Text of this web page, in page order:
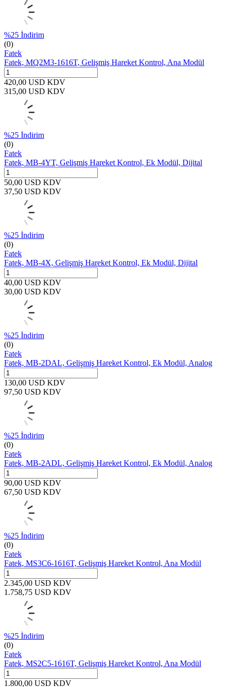
%25 İndirim
(0)
Fatek
Fatek, MQ2M3-1616T, Gelişmiş Hareket Kontrol, Ana Modül
420,00 USD KDV
315,00 USD KDV
%25 İndirim
(0)
Fatek
Fatek, MB-4YT, Gelişmiş Hareket Kontrol, Ek Modül, Dijital
50,00 USD KDV
37,50 USD KDV
%25 İndirim
(0)
Fatek
Fatek, MB-4X, Gelişmiş Hareket Kontrol, Ek Modül, Dijital
40,00 USD KDV
30,00 USD KDV
%25 İndirim
(0)
Fatek
Fatek, MB-2DAL, Gelişmiş Hareket Kontrol, Ek Modül, Analog
130,00 USD KDV
97,50 USD KDV
%25 İndirim
(0)
Fatek
Fatek, MB-2ADL, Gelişmiş Hareket Kontrol, Ek Modül, Analog
90,00 USD KDV
67,50 USD KDV
%25 İndirim
(0)
Fatek
Fatek, MS3C6-1616T, Gelişmiş Hareket Kontrol, Ana Modül
2.345,00 USD KDV
1.758,75 USD KDV
%25 İndirim
(0)
Fatek
Fatek, MS2C5-1616T, Gelişmiş Hareket Kontrol, Ana Modül
1.800,00 USD KDV